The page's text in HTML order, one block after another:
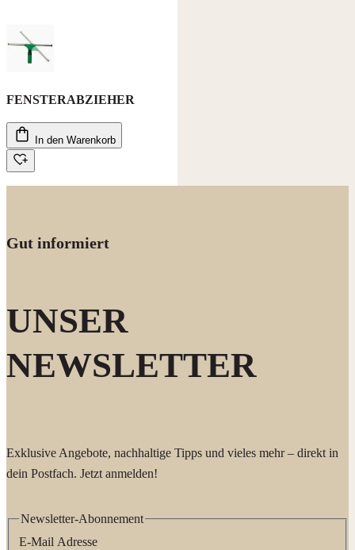
FENSTERABZIEHER
In den Warenkorb
Gut informiert
UNSER
NEWSLETTER
Exklusive Angebote, nachhaltige Tipps und vieles mehr – direkt in
dein Postfach. Jetzt anmelden!
Newsletter-Abonnement
E-Mail Adresse